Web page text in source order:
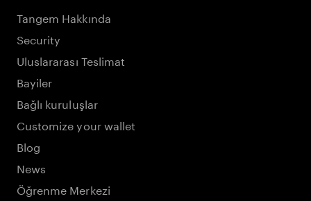
Tangem Hakkında
Security
Uluslararası Teslimat
Bayiler
Bağlı kuruluşlar
Customize your wallet
Blog
News
Öğrenme Merkezi